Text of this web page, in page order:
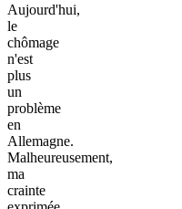
Aujourd'hui,
le
chômage
n'est
plus
un
problème
en
Allemagne.
Malheureusement,
ma
crainte